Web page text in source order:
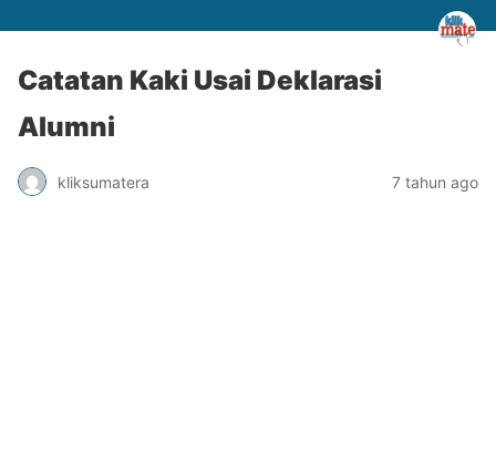
Catatan Kaki Usai Deklarasi
Alumni
kliksumatera 7 tahun ago